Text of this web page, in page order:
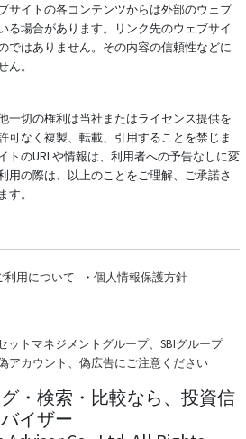
サイトの各コンテンツからは外部のウェブ
る場合があります。リンク先のウェブサイ
ではありません。その内容の信頼性などに
。
一切の権利は当社またはライセンス提供を
可なく複製、転載、引用することを禁じま
トのURLや情報は、利用者への予告なしに変
用の際は、以上のことをご理解、ご承諾さ
。
利用について ・ 個人情報保護方針
ットマネジメントグループ、SBIグループ
アカウント、偽広告にご注意ください
・検索・比較なら、投資信
イザー